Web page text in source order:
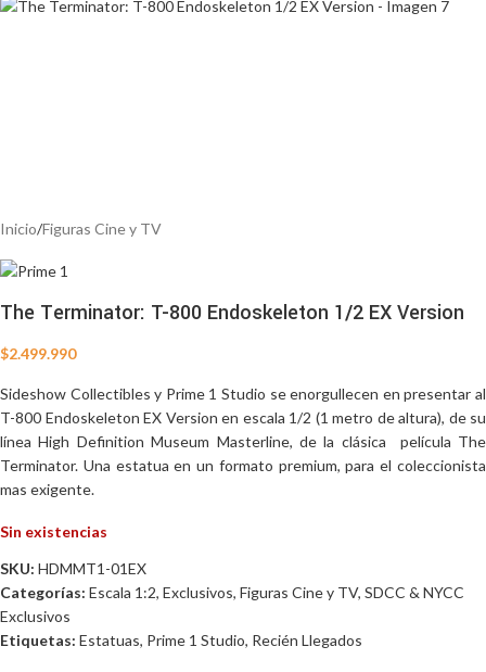
Inicio/Figuras Cine y TV
The Terminator: T-800 Endoskeleton 1/2 EX Version
$2.499.990
Sideshow Collectibles y Prime 1 Studio se enorgullecen en presentar al
T-800 Endoskeleton EX Version en escala 1/2 (1 metro de altura), de su
línea High Definition Museum Masterline, de la clásica película The
Terminator. Una estatua en un formato premium, para el coleccionista
mas exigente.
Sin existencias
SKU: HDMMT1-01EX
Categorías: Escala 1:2, Exclusivos, Figuras Cine y TV, SDCC & NYCC
Exclusivos
Etiquetas: Estatuas, Prime 1 Studio, Recién Llegados